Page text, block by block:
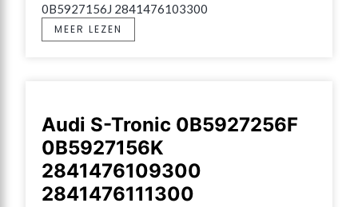
0B5927156J 2841476103300
MEER LEZEN
Audi S-Tronic 0B5927256F
0B5927156K
2841476109300
2841476111300